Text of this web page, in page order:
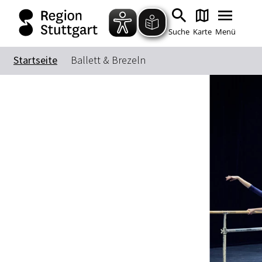
Suche Karte Menü
Startseite Ballett & Brezeln